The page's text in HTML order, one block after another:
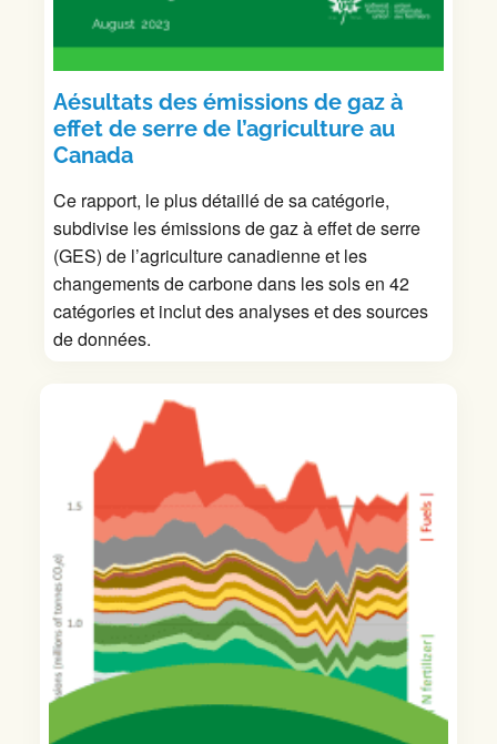
Aésultats des émissions de gaz à
effet de serre de l’agriculture au
Canada
Ce rapport, le plus détaillé de sa catégorie,
subdivise les émissions de gaz à effet de serre
(GES) de l’agriculture canadienne et les
changements de carbone dans les sols en 42
catégories et inclut des analyses et des sources
de données.